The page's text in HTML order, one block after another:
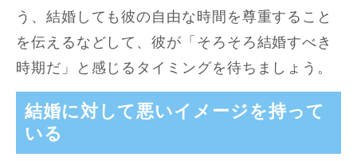
う、結婚しても彼の自由な時間を尊重すること
を伝えるなどして、彼が「そろそろ結婚すべき
時期だ」と感じるタイミングを待ちましょう。
結婚に対して悪いイメージを持って
いる